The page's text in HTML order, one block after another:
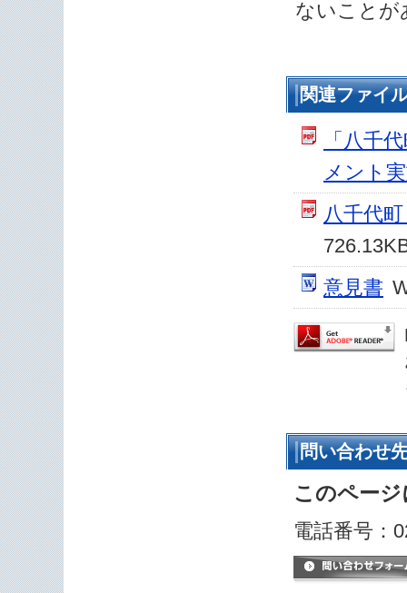
ないことが
関連ファイ
「八千
メント
八千代
意見書
問い合わせ
このペー
電話番号：